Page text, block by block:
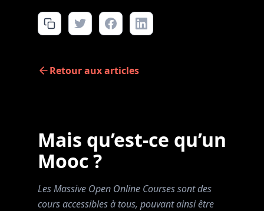
Retour aux articles
Mais qu’est-ce qu’un
Mooc ?
Les Massive Open Online Courses sont des
cours accessibles à tous, pouvant ainsi être